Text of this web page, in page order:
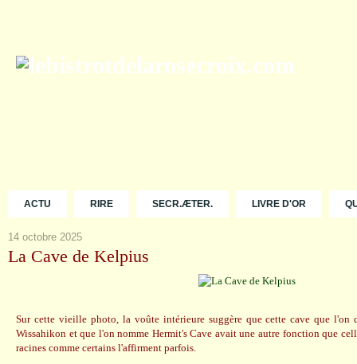
ACTU RIRE SECR.ÆTER. LIVRE D'OR
14 octobre 2025
La Cave de Kelpius
Sur cette vieille photo, la voûte intérieure suggère que cette cave que l'on
Wissahikon et que l'on nomme Hermit's Cave avait une autre fonction que
racines comme certains l'affirment parfois.